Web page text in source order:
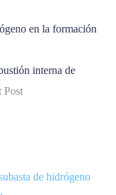
en la formación
interna de
Post